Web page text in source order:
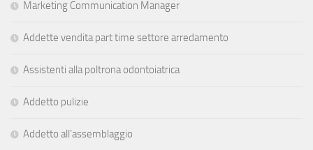
Marketing Communication Manager
Addette vendita part time settore arredamento
Assistenti alla poltrona odontoiatrica
Addetto pulizie
Addetto all’assemblaggio